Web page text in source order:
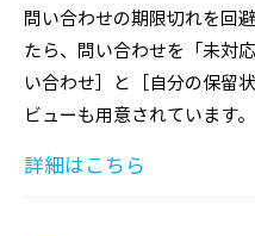
問い合わせの期限切れを回
たら、問い合わせを「未対
い合わせ］と［自分の保留
ビューも用意されています。
詳細はこちら